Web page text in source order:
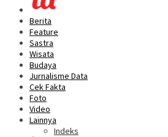
Berita
Feature
Sastra
Wisata
Budaya
Jurnalisme Data
Cek Fakta
Foto
Video
Lainnya
Indeks